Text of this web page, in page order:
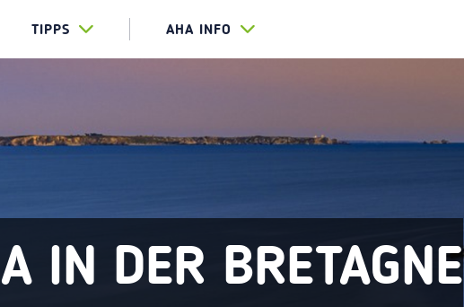
TIPPS AHA INFO
IN DER BRETAGNE